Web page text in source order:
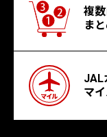
複
ま
JAL
マ